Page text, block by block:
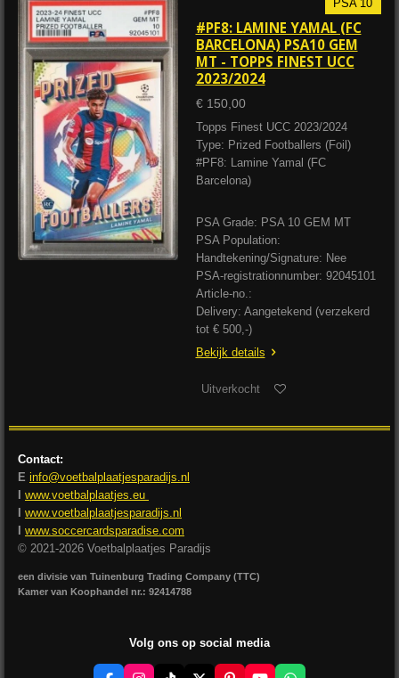
PSA 10
#PF8: LAMINE YAMAL (FC
BARCELONA) PSA10 GEM
MT - TOPPS FINEST UCC
2023/2024
€ 150,00
Topps Finest UCC 2023/2024
Type: Prized Footballers (Foil)
#PF8: Lamine Yamal (FC
Barcelona)
PSA Grade: PSA 10 GEM MT
PSA Population:
Handtekening/Signature: Nee
PSA-registrationnumber: 92045101
Article-no.:
Delivery: Aangetekend (verzekerd
tot € 500,-)
Bekijk details
Uitverkocht
Contact:
E info@voetbalplaatjesparadijs.nl
I www.voetbalplaatjes.eu
I www.voetbalplaatjesparadijs.nl
I www.soccercardsparadise.com
© 2021-2026 Voetbalplaatjes Paradijs
een divisie van Tuinenburg Trading Company (TTC)
Kamer van Koophandel nr.: 92414788
Volg ons op social media